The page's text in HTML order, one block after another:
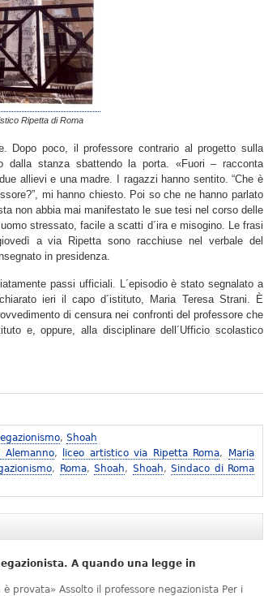
Ripetta di Roma
Dopo poco, il professore contrario al progetto sulla
dalla stanza sbattendo la porta. «Fuori – racconta
allievi e una madre. I ragazzi hanno sentito. “Che è
mi hanno chiesto. Poi so che ne hanno parlato
non abbia mai manifestato le sue tesi nel corso delle
stressato, facile a scatti d´ira e misogino. Le frasi
a via Ripetta sono racchiuse nel verbale del
in presidenza.
passi ufficiali. L´episodio è stato segnalato a
ieri il capo d´istituto, Maria Teresa Strani. È
di censura nei confronti del professore che
e, oppure, alla disciplinare dell´Ufficio scolastico
, Shoah
Alemanno, liceo artistico via Ripetta Roma,
Maria
, Roma, Shoah, Shoah, Sindaco di Roma
A quando una legge in
è provata» Assolto il professore negazionista Per i